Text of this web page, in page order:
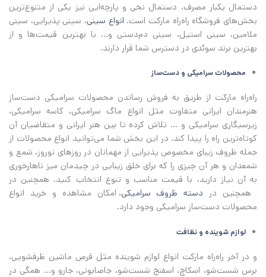
دستمال یکبار مصرف، دستمال نخی و پارچه‌ایی نیز یکی از متنوع‌ترین
بخش‌های فروشگاه راه‌راه مارکت است. انواع سینی، سینی پذیرایی، سینی
ملامین، سینی استیل، سینی دم‌دستی و... با بهترین قیمت‌ها و از
بهترین برند سوئدی در دسترس شما قرار دارند.
محصولات سرامیکی و دست‌ساز
راه‌راه مارکت از طریق به فروش رساندن محصولات سرامیکی دست‌ساز
هنرمندان ایرانی متفاوت مثل انواع ماگ سرامیکی، کاسه سرامیکی،
زیرسیگاری سرامیکی و ... تلاش کرده تا بین هنر ایرانی و متقاضیان آن
کوتاه‌ترین راه را پیدا کند. در این بخش شما می‌توانید انواع محصولات از
جمله ظروف زیبای مخصوص پذیرایی از مهمانان در روزهای نوروز، شمع و
شمعدان و هر آن چیزی را که برای خلق زیبایی در چیدمان میز ناهارخوری
به آن نیاز دارید، با قیمت مناسب و تنوع انتخاب کنید. همچنین در
همچنین در دسته ظروف سرامیکی، امکان مشاهده و خرید انواع
محصولات دست‌ساز سرامیکی وجود دارد.
لوازم شوینده و نظافت
و در آخر راه‌راه مارکت انواع لوازم شوینده مثل قرص ماشین ظرفشویی،
برس شست‌شو، اسکاچ، اسفنج شست‌شو، جاصابونی، جارو و... همگی در